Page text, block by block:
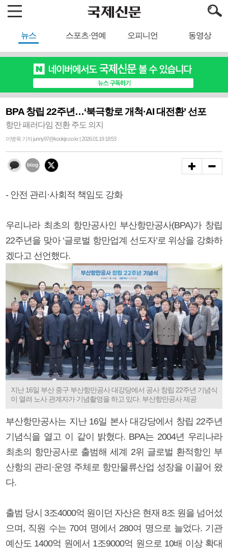
뉴스 스포츠·연예 오피니언 동영상
BPA 창립 22주년…‘북극항로 개척·AI 대전환’ 선포
항만 패러다임 전환 주도 의지
이병욱 기자 junny97@kookje.co.kr | 2026.01.19 18:53
- 안전 관리·사회적 책임도 강화
우리나라 최초의 항만공사인 부산항만공사(BPA)가 창립
22주년을 맞아 ‘글로벌 항만업계 선도자’로 위상을 강화하
겠다고 선언했다.
지난 16일 부산 중구 부산항만공사 대강당에서 공사 창립 22주년 기념식
이 열려 노사 관계자가 기념촬영을 하고 있다. 부산항만공사 제공
부산항만공사는 지난 16일 본사 대강당에서 창립 22주년
기념식을 열고 이 같이 밝혔다. BPA는 2004년 우리나라
최초의 항만공사로 출범해 세계 2위 글로벌 환적항인 부
산항의 관리·운영 주체로 항만물류산업 성장을 이끌어 왔
다.
출범 당시 3조4000억 원이던 자산은 현재 8조 원을 넘어섰
으며, 직원 수는 70여 명에서 280여 명으로 늘었다. 기관
예산도 1400억 원에서 1조9000억 원으로 10배 이상 확대